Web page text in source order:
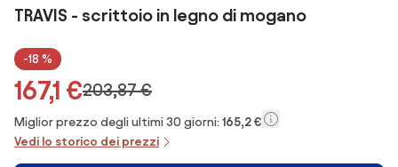
TRAVIS - scrittoio in legno di mogano
-18 %
167,1 €203,87 €
Miglior prezzo degli ultimi 30 giorni: 165,2 €
Vedi lo storico dei prezzi